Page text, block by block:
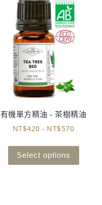
有機單方精油 – 茶樹精油
NT$420 – NT$570
Select options